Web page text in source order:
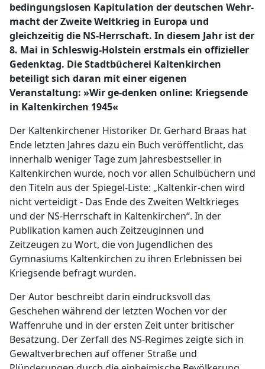
bedingungslosen Kapitulation der deutschen Wehr-
macht der Zweite Weltkrieg in Europa und
gleichzeitig die NS-Herrschaft. In diesem Jahr ist der
8. Mai in Schleswig-Holstein erstmals ein offizieller
Gedenktag. Die Stadtbücherei Kaltenkirchen
beteiligt sich daran mit einer eigenen
Veranstaltung: »Wir ge-denken online: Kriegsende
in Kaltenkirchen 1945«
Der Kaltenkirchener Historiker Dr. Gerhard Braas hat
Ende letzten Jahres dazu ein Buch veröffentlicht, das
innerhalb weniger Tage zum Jahresbestseller in
Kaltenkirchen wurde, noch vor allen Schulbüchern und
den Titeln aus der Spiegel-Liste: „Kaltenkir-chen wird
nicht verteidigt - Das Ende des Zweiten Weltkrieges
und der NS-Herrschaft in Kaltenkirchen“. In der
Publikation kamen auch Zeitzeuginnen und
Zeitzeugen zu Wort, die von Jugendlichen des
Gymnasiums Kaltenkirchen zu ihren Erlebnissen bei
Kriegsende befragt wurden.
Der Autor beschreibt darin eindrucksvoll das
Geschehen während der letzten Wochen vor der
Waffenruhe und in der ersten Zeit unter britischer
Besatzung. Der Zerfall des NS-Regimes zeigte sich in
Gewaltverbrechen auf offener Straße und